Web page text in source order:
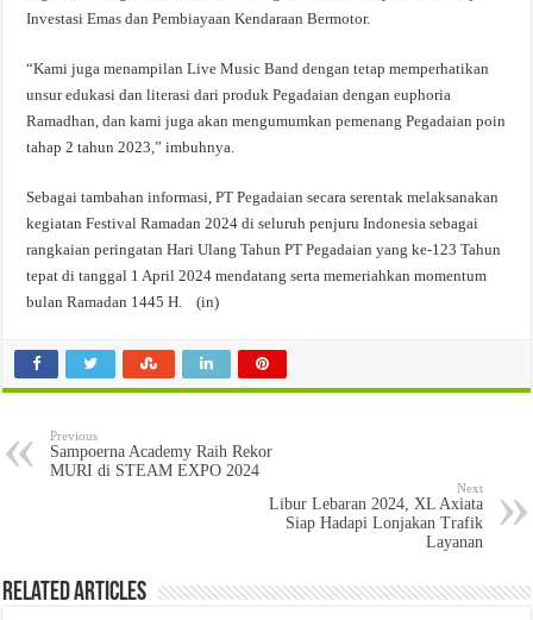
Investasi Emas dan Pembiayaan Kendaraan Bermotor.
“Kami juga menampilan Live Music Band dengan tetap memperhatikan
unsur edukasi dan literasi dari produk Pegadaian dengan euphoria
Ramadhan, dan kami juga akan mengumumkan pemenang Pegadaian poin
tahap 2 tahun 2023,” imbuhnya.
Sebagai tambahan informasi, PT Pegadaian secara serentak melaksanakan
kegiatan Festival Ramadan 2024 di seluruh penjuru Indonesia sebagai
rangkaian peringatan Hari Ulang Tahun PT Pegadaian yang ke-123 Tahun
tepat di tanggal 1 April 2024 mendatang serta memeriahkan momentum
bulan Ramadan 1445 H. (in)
Previous
Sampoerna Academy Raih Rekor
MURI di STEAM EXPO 2024
Next
Libur Lebaran 2024, XL Axiata
Siap Hadapi Lonjakan Trafik
Layanan
Related Articles